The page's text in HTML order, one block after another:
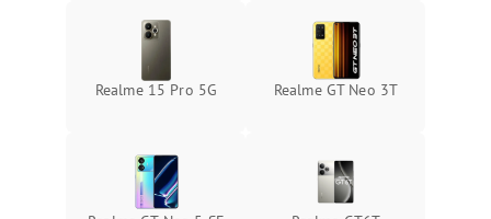
Realme 15 Pro 5G Realme GT Neo 3T